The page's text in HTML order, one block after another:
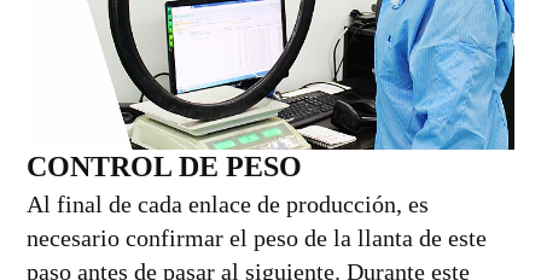
CONTROL DE PESO
Al final de cada enlace de producción, es
necesario confirmar el peso de la llanta de este
paso antes de pasar al siguiente. Durante este